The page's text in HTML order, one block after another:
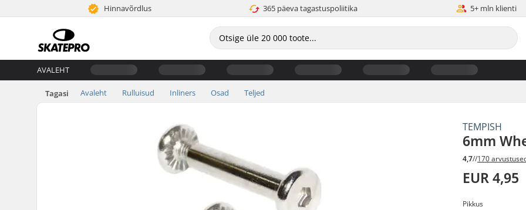
Hinnavõrdlus 365 päeva tagastuspoliitika 5+ mln klienti
AVALEHT
Tagasi Avaleht Rulluisud Inliners Osad Teljed
TEMPISH
6mm
4,7//170
EUR 4,95
Pikkus